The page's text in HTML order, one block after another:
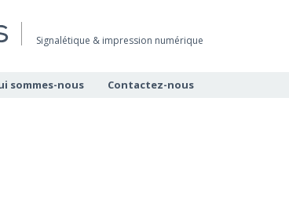
Signalétique & impression numérique
sommes-nous Contactez-nous